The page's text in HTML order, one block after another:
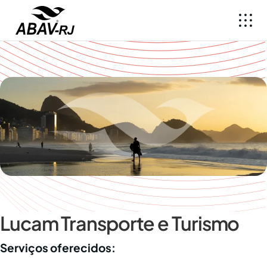
Lucam Transporte e Turismo
Serviços oferecidos: